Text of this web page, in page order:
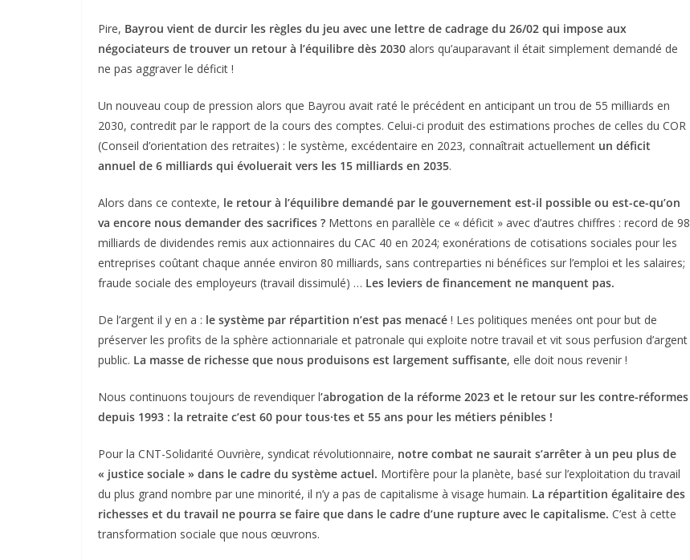
Pire, Bayrou vient de durcir les règles du jeu avec une lettre de cadrage du 26/02 qui impose aux
négociateurs de trouver un retour à l’équilibre dès 2030 alors qu’auparavant il était simplement demandé de
ne pas aggraver le déficit !
Un nouveau coup de pression alors que Bayrou avait raté le précédent en anticipant un trou de 55 milliards en
2030, contredit par le rapport de la cours des comptes. Celui-ci produit des estimations proches de celles du COR
(Conseil d’orientation des retraites) : le système, excédentaire en 2023, connaîtrait actuellement un déficit
annuel de 6 milliards qui évoluerait vers les 15 milliards en 2035.
Alors dans ce contexte, le retour à l’équilibre demandé par le gouvernement est-il possible ou est-ce-qu’on
va encore nous demander des sacrifices ? Mettons en parallèle ce « déficit » avec d’autres chiffres : record de 98
milliards de dividendes remis aux actionnaires du CAC 40 en 2024; exonérations de cotisations sociales pour les
entreprises coûtant chaque année environ 80 milliards, sans contreparties ni bénéfices sur l’emploi et les salaires;
fraude sociale des employeurs (travail dissimulé) … Les leviers de financement ne manquent pas.
De l’argent il y en a : le système par répartition n’est pas menacé ! Les politiques menées ont pour but de
préserver les profits de la sphère actionnariale et patronale qui exploite notre travail et vit sous perfusion d’argent
public. La masse de richesse que nous produisons est largement suffisante, elle doit nous revenir !
Nous continuons toujours de revendiquer l’abrogation de la réforme 2023 et le retour sur les contre-réformes
depuis 1993 : la retraite c’est 60 pour tous·tes et 55 ans pour les métiers pénibles !
Pour la CNT-Solidarité Ouvrière, syndicat révolutionnaire, notre combat ne saurait s’arrêter à un peu plus de
« justice sociale » dans le cadre du système actuel. Mortifère pour la planète, basé sur l’exploitation du travail
du plus grand nombre par une minorité, il n’y a pas de capitalisme à visage humain. La répartition égalitaire des
richesses et du travail ne pourra se faire que dans le cadre d’une rupture avec le capitalisme. C’est à cette
transformation sociale que nous œuvrons.